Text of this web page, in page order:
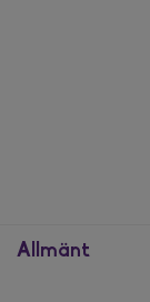
Allmänt